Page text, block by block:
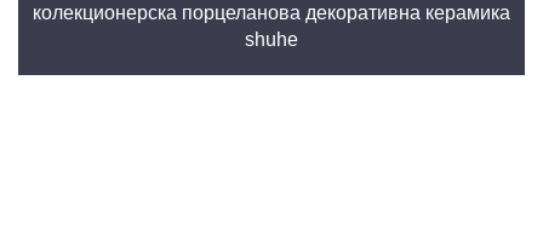
колекционерска порцеланова декоративна керамика
shuhe